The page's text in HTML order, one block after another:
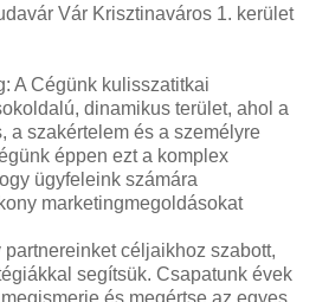
Vár Krisztinaváros 1. kerület
A Cégünk kulisszatitkai
dinamikus terület, ahol a
a szakértelem és a személyre
éppen ezt a komplex
ügyfeleink számára
marketingmegoldásokat
céljaikhoz szabott,
segítsük. Csapatunk évek
és megértse az egyes